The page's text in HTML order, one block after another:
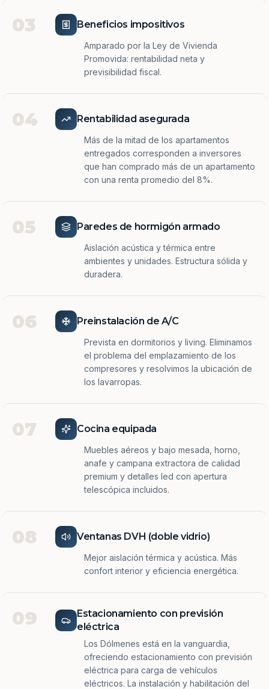
03 Beneficios impositivos
Amparado por la Ley de Vivienda
Promovida: rentabilidad neta y
previsibilidad fiscal.
04 Rentabilidad asegurada
Más de la mitad de los apartamentos
entregados corresponden a inversores
que han comprado más de un apartamento
con una renta promedio del 8%.
05 Paredes de hormigón armado
Aislación acústica y térmica entre
ambientes y unidades. Estructura sólida y
duradera.
06 Preinstalación de A/C
Prevista en dormitorios y living. Eliminamos
el problema del emplazamiento de los
compresores y resolvimos la ubicación de
los lavarropas.
07 Cocina equipada
Muebles aéreos y bajo mesada, horno,
anafe y campana extractora de calidad
premium y detalles led con apertura
telescópica incluidos.
08 Ventanas DVH (doble vidrio)
Mejor aislación térmica y acústica. Más
confort interior y eficiencia energética.
09
Estacionamiento con previsión
eléctrica
Los Dólmenes está en la vanguardia,
ofreciendo estacionamiento con previsión
eléctrica para carga de vehículos
eléctricos. La instalación y habilitación del